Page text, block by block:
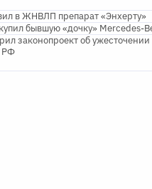
в ЖНВЛП препарат «Энхерту»
бывшую «дочку» Mercedes-
законопроект об ужесточении
РФ